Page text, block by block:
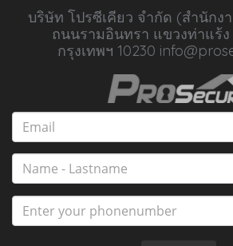
บริษัท โปรซีเคียว จำกัด (สำนักง
ถนนรามอินทรา แขวงท่าแร้ง
กรุงเทพฯ 10230